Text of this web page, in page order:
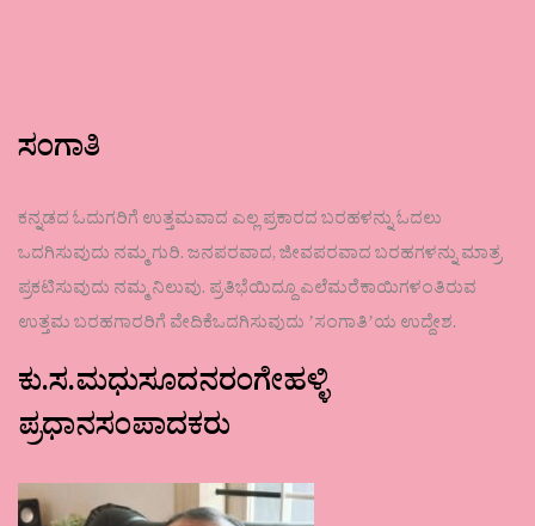
ಸಂಗಾತಿ
ಕನ್ನಡದ ಓದುಗರಿಗೆ ಉತ್ತಮವಾದ ಎಲ್ಲ ಪ್ರಕಾರದ ಬರಹಳನ್ನು ಓದಲು
ಒದಗಿಸುವುದು ನಮ್ಮ ಗುರಿ. ಜನಪರವಾದ, ಜೀವಪರವಾದ ಬರಹಗಳನ್ನು ಮಾತ್ರ
ಪ್ರಕಟಿಸುವುದು ನಮ್ಮ ನಿಲುವು. ಪ್ರತಿಭೆಯಿದ್ದೂ ಎಲೆಮರೆಕಾಯಿಗಳಂತಿರುವ
ಉತ್ತಮ ಬರಹಗಾರರಿಗೆ ವೇದಿಕೆಒದಗಿಸುವುದು ʼಸಂಗಾತಿʼಯ ಉದ್ದೇಶ.
ಕು.ಸ.ಮಧುಸೂದನರಂಗೇಹಳ್ಳಿ
ಪ್ರಧಾನಸಂಪಾದಕರು